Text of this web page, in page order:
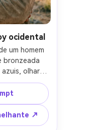
ocidental
um homem
bronzeada
olhar
pé com os
de couro
xadrez e
arbustos do
↗